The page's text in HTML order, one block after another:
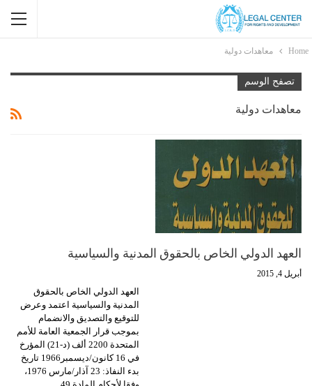
Home معاهدات دولية
تصفح الوسم
معاهدات دولية
العهد الدولي الخاص بالحقوق المدنية والسياسية
أبريل 4, 2015
العهد الدولي الخاص بالحقوق
المدنية والسياسية اعتمد وعرض
للتوقيع والتصديق والانضمام
بموجب قرار الجمعية العامة للأمم
المتحدة 2200 ألف (د-21) المؤرخ
في 16 كانون/ديسمبر1966 تاريخ
بدء النفاذ: 23 آذار/مارس 1976،